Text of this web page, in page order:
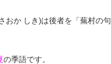
おか しき)は後者を「蕪村の句
の季語です。